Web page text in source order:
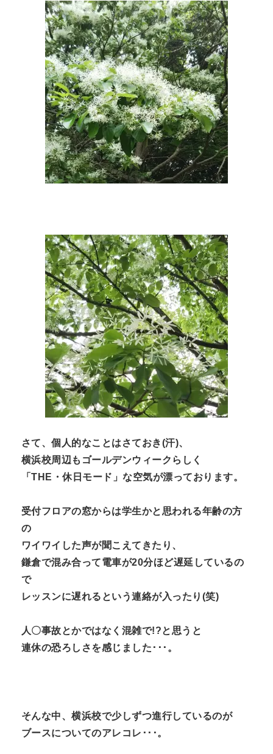
さて、個人的なことはさておき(汗)、
横浜校周辺もゴールデンウィークらしく
「THE・休日モード」な空気が漂っております。
受付フロアの窓からは学生かと思われる年齢の方
の
ワイワイした声が聞こえてきたり、
鎌倉で混み合って電車が20分ほど遅延しているの
で
レッスンに遅れるという連絡が入ったり(笑)
人〇事故とかではなく混雑で!?と思うと
連休の恐ろしさを感じました･･･。
そんな中、横浜校で少しずつ進行しているのが
ブースについてのアレコレ･･･。